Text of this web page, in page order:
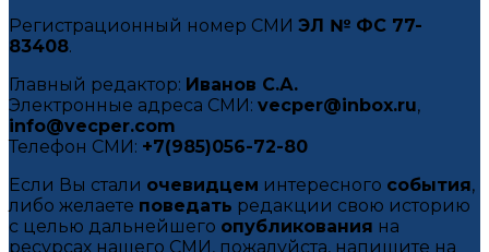
Регистрационный номер СМИ ЭЛ № ФС 77-
83408.
Главный редактор: Иванов С.А.
Электронные адреса СМИ: vecper@inbox.ru,
info@vecper.com
Телефон СМИ: +7(985)056-72-80
Если Вы стали очевидцем интересного события,
либо желаете поведать редакции свою историю
с целью дальнейшего опубликования на
ресурсах нашего СМИ, пожалуйста, напишите на